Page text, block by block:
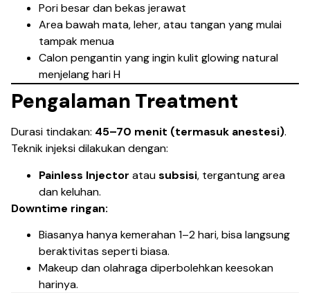
Pori besar dan bekas jerawat
Area bawah mata, leher, atau tangan yang mulai
tampak menua
Calon pengantin yang ingin kulit glowing natural
menjelang hari H
Pengalaman Treatment
Durasi tindakan: 45–70 menit (termasuk anestesi).
Teknik injeksi dilakukan dengan:
Painless Injector atausubsisi, tergantung area
dan keluhan.
Downtime ringan:
Biasanya hanya kemerahan 1–2 hari, bisa langsung
beraktivitas seperti biasa.
Makeup dan olahraga diperbolehkan keesokan
harinya.